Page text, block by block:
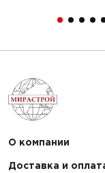
О компании
Доставка и